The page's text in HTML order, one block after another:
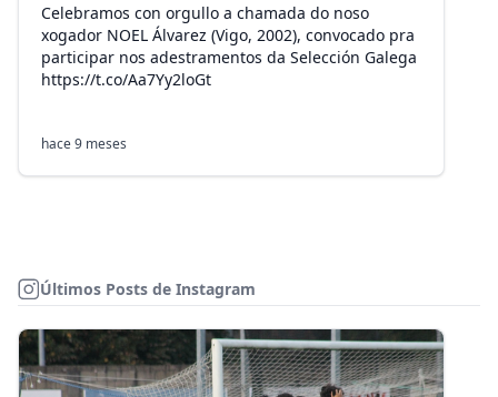
Celebramos con orgullo a chamada do noso
xogador NOEL Álvarez (Vigo, 2002), convocado pra
participar nos adestramentos da Selección Galega
https://t.co/Aa7Yy2loGt
hace 9 meses
Últimos Posts de Instagram